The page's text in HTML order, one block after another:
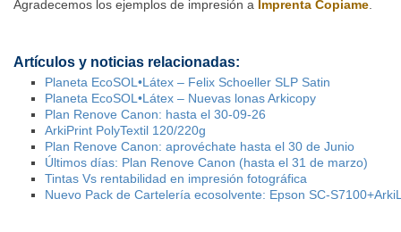
Agradecemos los ejemplos de impresión a Imprenta Copiame.
Artículos y noticias relacionadas:
Planeta EcoSOL•Látex – Felix Schoeller SLP Satin
Planeta EcoSOL•Látex – Nuevas lonas Arkicopy
Plan Renove Canon: hasta el 30-09-26
ArkiPrint PolyTextil 120/220g
Plan Renove Canon: aprovéchate hasta el 30 de Junio
Últimos días: Plan Renove Canon (hasta el 31 de marzo)
Tintas Vs rentabilidad en impresión fotográfica
Nuevo Pack de Cartelería ecosolvente: Epson SC-